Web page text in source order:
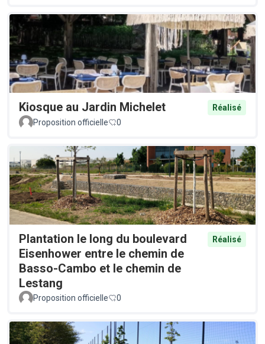
Kiosque au Jardin Michelet
Réalisé
Proposition officielle
0
Plantation le long du boulevard
Eisenhower entre le chemin de
Basso-Cambo et le chemin de
Lestang
Réalisé
Proposition officielle 0